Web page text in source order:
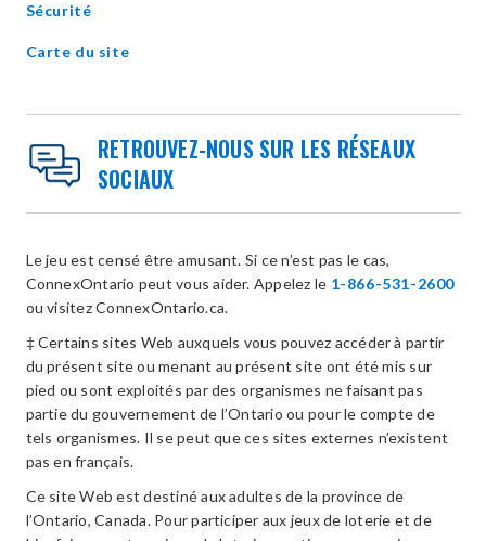
Sécurité
Carte du site
RETROUVEZ-NOUS SUR LES RÉSEAUX
SOCIAUX
Le jeu est censé être amusant. Si ce n’est pas le cas,
ConnexOntario peut vous aider. Appelez le 1-866-531-2600
ou visitez ConnexOntario.ca.
‡ Certains sites Web auxquels vous pouvez accéder à partir
du présent site ou menant au présent site ont été mis sur
pied ou sont exploités par des organismes ne faisant pas
partie du gouvernement de l’Ontario ou pour le compte de
tels organismes. Il se peut que ces sites externes n’existent
pas en français.
Ce site Web est destiné aux adultes de la province de
l’Ontario, Canada. Pour participer aux jeux de loterie et de